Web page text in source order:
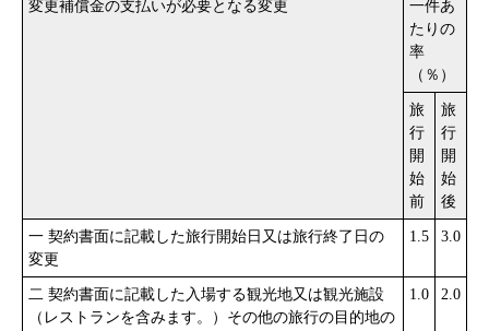
変更補償金の支払いが必要となる変更
一件あ
たりの
率
（％）
旅
行
開
始
前
旅
行
開
始
後
一 契約書面に記載した旅行開始日又は旅行終了日の
変更
1.5 3.0
二 契約書面に記載した入場する観光地又は観光施設
（レストランを含みます。）その他の旅行の目的地の
1.0 2.0